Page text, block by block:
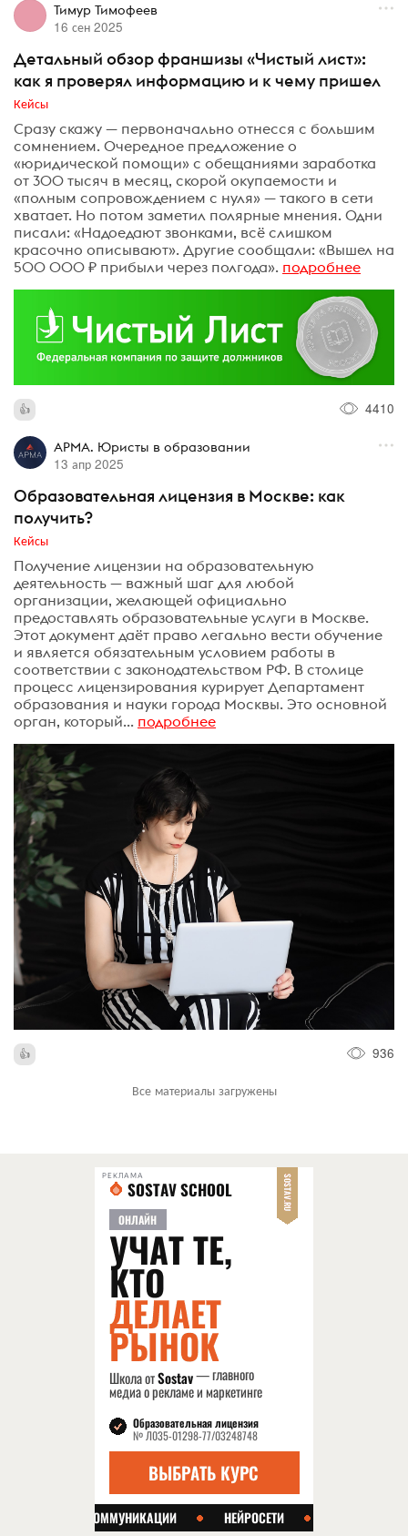
Тимур Тимофеев
16 сен 2025
Детальный обзор франшизы «Чистый лист»:
как я проверял информацию и к чему пришел
Кейсы
Сразу скажу — первоначально отнесся с большим
сомнением. Очередное предложение о
«юридической помощи» с обещаниями заработка
от 300 тысяч в месяц, скорой окупаемости и
«полным сопровождением с нуля» — такого в сети
хватает. Но потом заметил полярные мнения. Одни
писали: «Надоедают звонками, всё слишком
красочно описывают». Другие сообщали: «Вышел на
500 000 ₽ прибыли через полгода». подробнее
4410
АРМА. Юристы в образовании
13 апр 2025
Образовательная лицензия в Москве: как
получить?
Кейсы
Получение лицензии на образовательную
деятельность — важный шаг для любой
организации, желающей официально
предоставлять образовательные услуги в Москве.
Этот документ даёт право легально вести обучение
и является обязательным условием работы в
соответствии с законодательством РФ. В столице
процесс лицензирования курирует Департамент
образования и науки города Москвы. Это основной
орган, который... подробнее
936
Все материалы загружены
РЕКЛАМА